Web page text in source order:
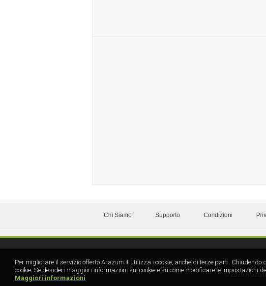
Chi Siamo Supporto Condizioni
© 2026
Per migliorare il servizio offerto Arazum.it utilizza i cookie, anche di terze parti.
cookie. Se desideri maggiori informazioni sui cookie e su come modificare le impostazioni
Maggiori informazioni